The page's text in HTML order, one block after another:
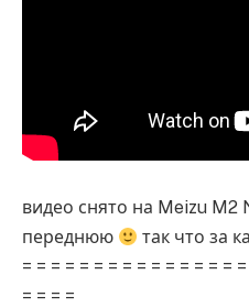
видео снято на Meizu M2
переднюю
так что за
= = = = = = = = = = = = = = =
= = = =